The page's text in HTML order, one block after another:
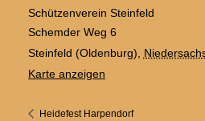
Schützenverein Steinfeld
Schemder Weg 6
Steinfeld (Oldenburg)
Karte anzeigen
Heidefest Harpendorf